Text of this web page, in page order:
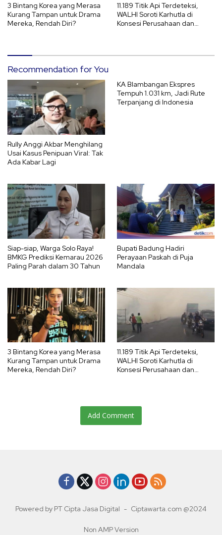
3 Bintang Korea yang Merasa
Kurang Tampan untuk Drama
Mereka, Rendah Diri?
11.189 Titik Api Terdeteksi,
WALHI Soroti Karhutla di
Konsesi Perusahaan dan
Recommendation for You
Rully Anggi Akbar Menghilang
Usai Kasus Penipuan Viral: Tak
Ada Kabar Lagi
KA Blambangan Ekspres
Tempuh 1.031 km, Jadi Rute
Terpanjang di Indonesia
Siap-siap, Warga Solo Raya!
BMKG Prediksi Kemarau 2026
Paling Parah dalam 30 Tahun
Bupati Badung Hadiri
Perayaan Paskah di Puja
Mandala
3 Bintang Korea yang Merasa
Kurang Tampan untuk Drama
Mereka, Rendah Diri?
11.189 Titik Api Terdeteksi,
WALHI Soroti Karhutla di
Konsesi Perusahaan dan
Add Comment
Powered by PT Cipta Jasa Digital - Ciptawarta.com @2024
Non AMP Version